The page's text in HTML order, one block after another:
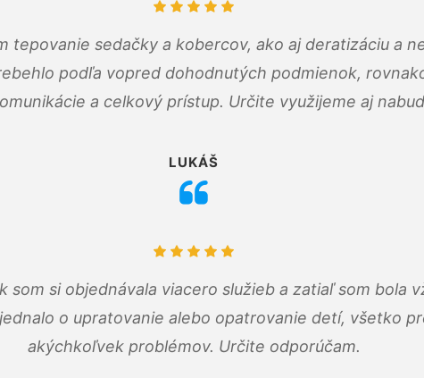
tepovanie sedačky a kobercov, ako aj deratizáciu a
podľa vopred dohodnutých podmienok,
a celkový prístup. Určite využijeme aj
LUKÁŠ
som si objednávala viacero služieb a zatiaľ som bola
o upratovanie alebo opatrovanie detí, všetko
akýchkoľvek problémov. Určite odporúčam.